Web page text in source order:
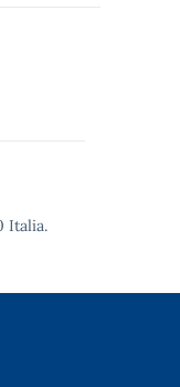
Italia.